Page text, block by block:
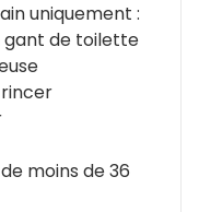
uniquement :
gant de toilette
moins de 36